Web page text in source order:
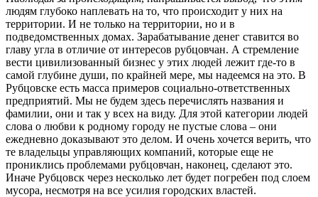
людям глубоко наплевать на то, что происходит у них на
территории. И не только на территории, но и в
подведомственных домах. Зарабатывание денег ставится во
главу угла в отличие от интересов рубцовчан. А стремление
вести цивилизованный бизнес у этих людей лежит где-то в
самой глубине души, по крайней мере, мы надеемся на это. В
Рубцовске есть масса примеров социально-ответственных
предприятий. Мы не будем здесь перечислять названия и
фамилии, они и так у всех на виду. Для этой категории людей
слова о любви к родному городу не пустые слова – они
ежедневно доказывают это делом. И очень хочется верить, что
те владельцы управляющих компаний, которые еще не
прониклись проблемами рубцовчан, наконец, сделают это.
Иначе Рубцовск через несколько лет будет погребен под слоем
мусора, несмотря на все усилия городских властей.